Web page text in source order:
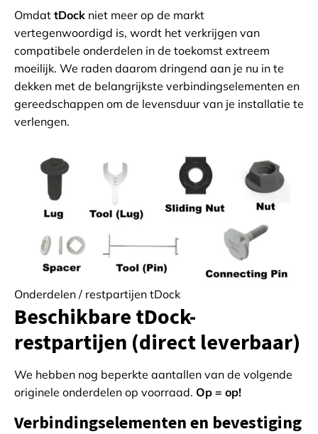
Omdat tDock niet meer op de markt
vertegenwoordigd is, wordt het verkrijgen van
compatibele onderdelen in de toekomst extreem
moeilijk. We raden daarom dringend aan je nu in te
dekken met de belangrijkste verbindingselementen en
gereedschappen om de levensduur van je installatie te
verlengen.
Onderdelen / restpartijen tDock
Beschikbare tDock-
restpartijen (direct leverbaar)
We hebben nog beperkte aantallen van de volgende
originele onderdelen op voorraad. Op = op!
Verbindingselementen en bevestiging